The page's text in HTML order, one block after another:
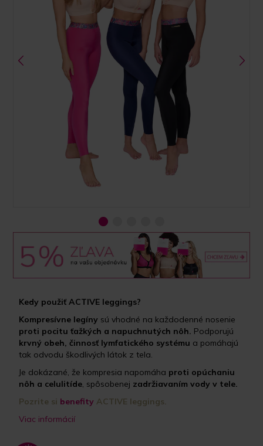
Kedy použiť ACTIVE leggings?
Kompresívne legíny sú vhodné na každodenné nosenie
proti pocitu ťažkých a napuchnutých nôh. Podporujú
krvný obeh, činnosť lymfatického systému a pomáhajú
tak odvodu škodlivých látok z tela.
Je dokázané, že kompresia napomáha proti opúchaniu
nôh a celulitíde, spôsobenej zadržiavaním vody v tele.
Pozrite si benefity ACTIVE leggings.
Viac informácií